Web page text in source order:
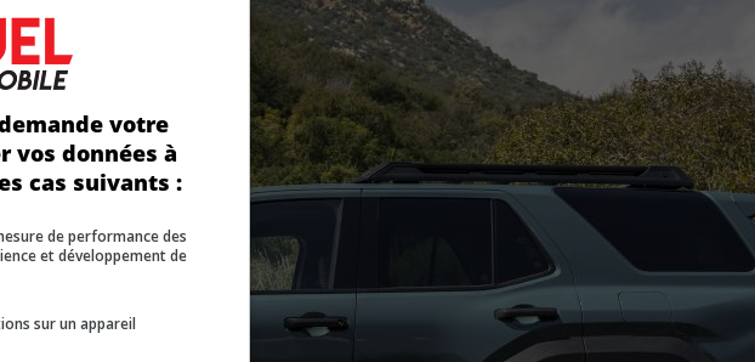
votre
vos données à
cas suivants :
de performance des
et développement de
sur un appareil